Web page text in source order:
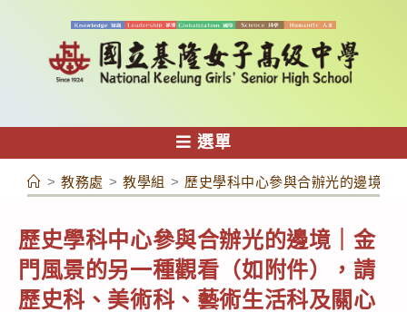
容
選單
> 教務處 > 教學組 > 歷史學科中心參與合辦光的邊境｜
歷史學科中心參與合辦光的邊境｜金
門風景的另一種觀看（如附件），請
歷史科、美術科、藝術生活科及關心